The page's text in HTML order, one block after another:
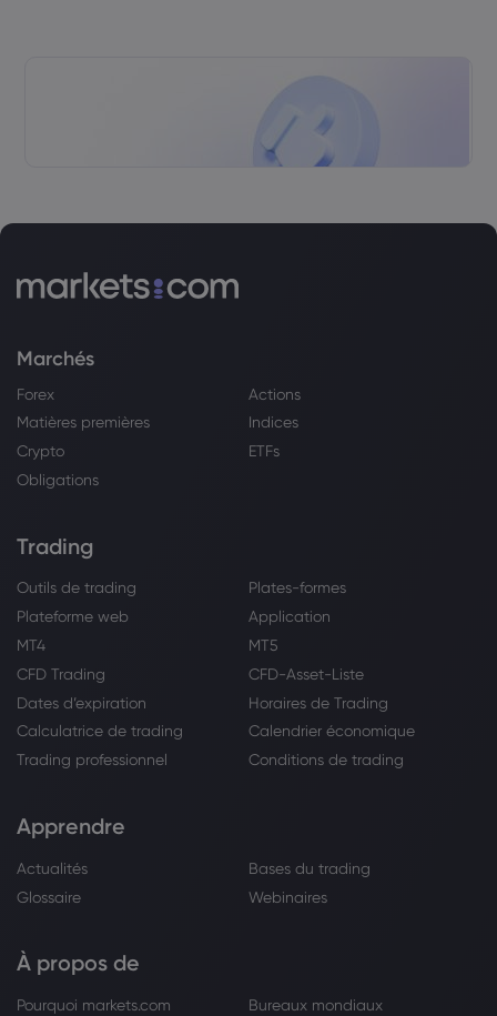
Marchés
Forex
Actions
Matières premières
Indices
Crypto
ETFs
Obligations
Trading
Outils de trading
Plates-formes
Plateforme web
Application
MT4
MT5
CFD Trading
CFD-Asset-Liste
Dates d’expiration
Horaires de Trading
Calculatrice de trading
Calendrier économique
Trading professionnel
Conditions de trading
Apprendre
Actualités
Bases du trading
Glossaire
Webinaires
À propos de
Pourquoi markets.com
Bureaux mondiaux